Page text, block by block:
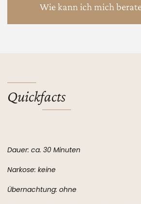
Wie kann ich mich
Quickfacts
Dauer: ca. 30 Minuten
Narkose: keine
Übernachtung: ohne